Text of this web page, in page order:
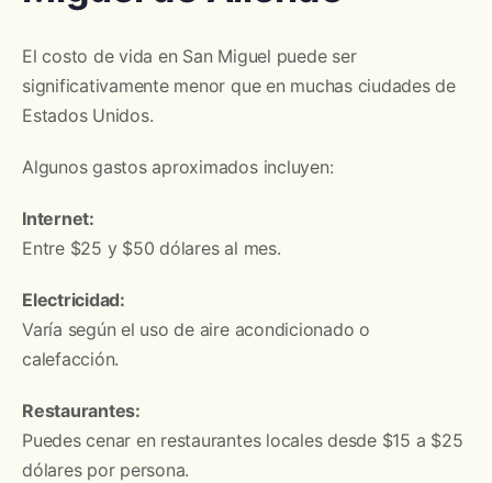
El costo de vida en San Miguel puede ser
significativamente menor que en muchas ciudades de
Estados Unidos.
Algunos gastos aproximados incluyen:
Internet:
Entre $25 y $50 dólares al mes.
Electricidad:
Varía según el uso de aire acondicionado o
calefacción.
Restaurantes:
Puedes cenar en restaurantes locales desde $15 a $25
dólares por persona.